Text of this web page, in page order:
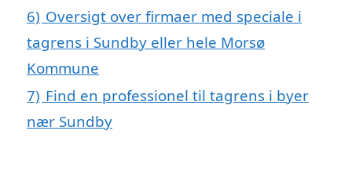
6) Oversigt over firmaer med speciale i
tagrens i Sundby eller hele Morsø
Kommune
7) Find en professionel til tagrens i byer
nær Sundby